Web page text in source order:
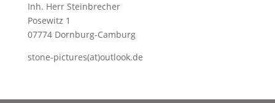
Inh. Herr Steinbrecher
Posewitz 1
07774 Dornburg-Camburg
stone-pictures(at)outlook.de